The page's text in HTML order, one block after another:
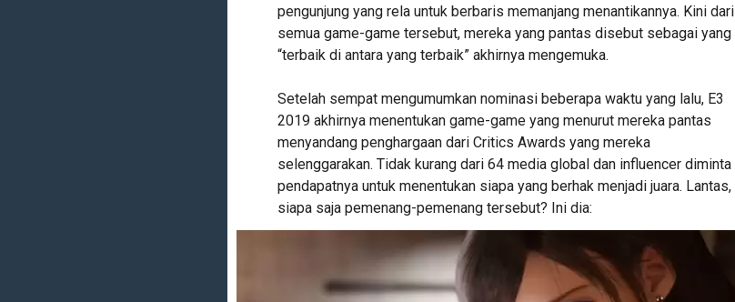
pengunjung yang rela untuk berbaris memanjang menantikannya. Kini dari
semua game-game tersebut, mereka yang pantas disebut sebagai yang
“terbaik di antara yang terbaik” akhirnya mengemuka.
Setelah sempat mengumumkan nominasi beberapa waktu yang lalu, E3
2019 akhirnya menentukan game-game yang menurut mereka pantas
menyandang penghargaan dari Critics Awards yang mereka
selenggarakan. Tidak kurang dari 64 media global dan influencer diminta
pendapatnya untuk menentukan siapa yang berhak menjadi juara. Lantas,
siapa saja pemenang-pemenang tersebut? Ini dia: